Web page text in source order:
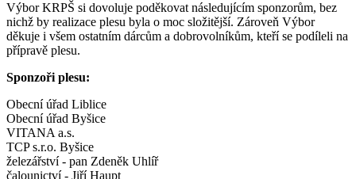
Výbor KRPŠ si dovoluje poděkovat následujícím sponzorům, bez
nichž by realizace plesu byla o moc složitější. Zároveň Výbor
děkuje i všem ostatním dárcům a dobrovolníkům, kteří se podíleli na
přípravě plesu.
Sponzoři plesu:
Obecní úřad Liblice
Obecní úřad Byšice
VITANA a.s.
TCP s.r.o. Byšice
železářství - pan Zdeněk Uhlíř
čalounictví - Jiří Haupt